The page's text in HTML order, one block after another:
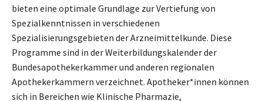
bieten eine optimale Grundlage zur Vertiefung von
Spezialkenntnissen in verschiedenen
Spezialisierungsgebieten der Arzneimittelkunde. Diese
Programme sind in der Weiterbildungskalender der
Bundesapothekerkammer und anderen regionalen
Apothekerkammern verzeichnet. Apotheker*innen können
sich in Bereichen wie Klinische Pharmazie,